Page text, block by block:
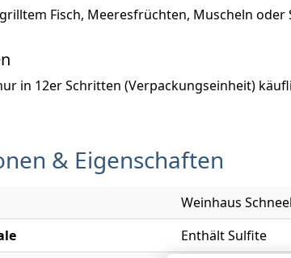
Fisch, Meeresfrüchten, Muscheln oder
in 12er Schritten (Verpackungseinheit)
& Eigenschaften
Weinhaus
Enthält Sulfite